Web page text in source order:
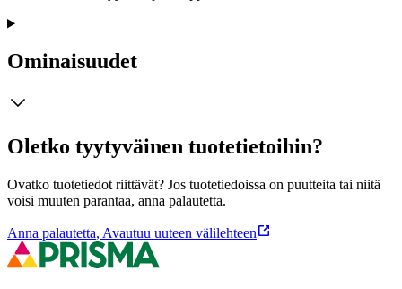
Ominaisuudet
Oletko tyytyväinen tuotetietoihin?
Ovatko tuotetiedot riittävät? Jos tuotetiedoissa on puutteita tai niitä
voisi muuten parantaa, anna palautetta.
Anna palautetta, Avautuu uuteen välilehteen